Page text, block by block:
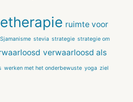
ruimte voor
Sjamanisme stevia strategie strategie om
verwaarloosd als
werken met het onderbewuste yoga ziel